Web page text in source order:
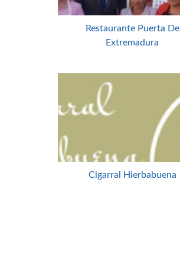
Restaurante Puerta De
Extremadura
Cigarral Hierbabuena